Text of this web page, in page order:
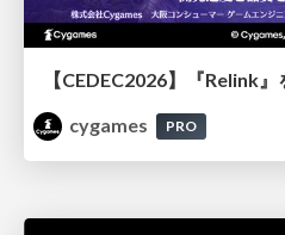
cygames
PRO